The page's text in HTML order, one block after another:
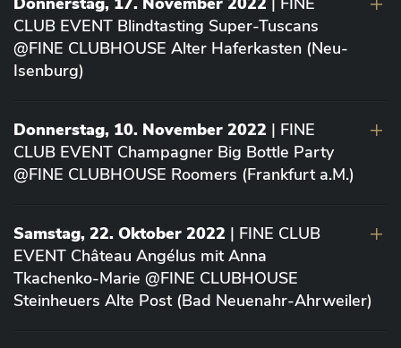
CLUB EVENT Blindtasting Super-Tuscans
@FINE CLUBHOUSE Alter Haferkasten (Neu-
Isenburg)
Donnerstag, 10. November 2022 | FINE
CLUB EVENT Champagner Big Bottle Party
@FINE CLUBHOUSE Roomers (Frankfurt a.M.)
Samstag, 22. Oktober 2022 | FINE CLUB
EVENT Château Angélus mit Anna
Tkachenko-Marie @FINE CLUBHOUSE
Steinheuers Alte Post (Bad Neuenahr-Ahrweiler)